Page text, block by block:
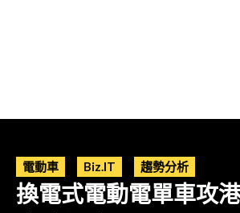
電動車 Biz.IT 趨勢分析
換電式電動電單車攻